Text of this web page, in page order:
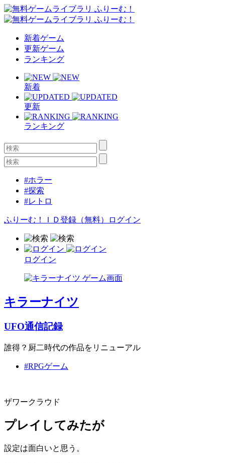
新着ゲーム
更新ゲーム
ランキング
新着
更新
ランキング
#ホラー
#探索
#レトロ
ふりーむ！ＩＤ登録（無料） ログイン
ログイン
キラーナイツ
UFO通信記録
誰得？厨二時代の作品をリニューアル
#RPGゲーム
ザワークラウド
プレイしてみたが
設定は面白いと思う。